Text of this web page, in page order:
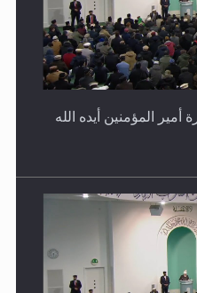
المؤمنين أيده الله